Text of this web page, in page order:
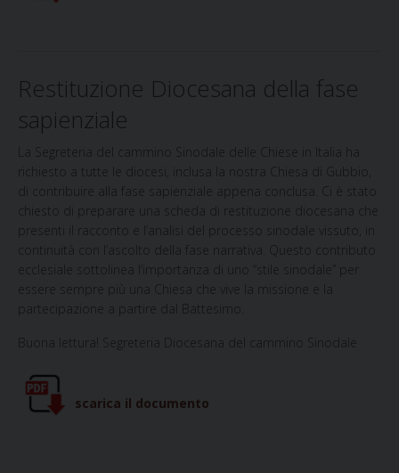
Restituzione Diocesana della fase
sapienziale
La Segreteria del cammino Sinodale delle Chiese in Italia ha
richiesto a tutte le diocesi, inclusa la nostra Chiesa di Gubbio,
di contribuire alla fase sapienziale appena conclusa. Ci è stato
chiesto di preparare una scheda di restituzione diocesana che
presenti il racconto e l’analisi del processo sinodale vissuto, in
continuità con l’ascolto della fase narrativa. Questo contributo
ecclesiale sottolinea l’importanza di uno “stile sinodale” per
essere sempre più una Chiesa che vive la missione e la
partecipazione a partire dal Battesimo.
Buona lettura! Segreteria Diocesana del cammino Sinodale
scarica il documento